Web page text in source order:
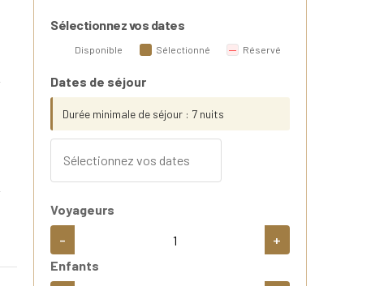
Sélectionnez vos dates
Disponible Sélectionné Réservé
Dates de séjour
Durée minimale de séjour : 7 nuits
Voyageurs
- +
Enfants